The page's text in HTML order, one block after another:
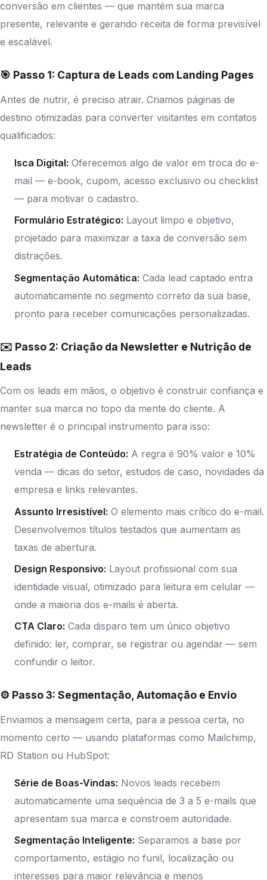
conversão em clientes — que mantém sua marca
presente, relevante e gerando receita de forma previsível
e escalável.
🎯 Passo 1: Captura de Leads com Landing Pages
Antes de nutrir, é preciso atrair. Criamos páginas de
destino otimizadas para converter visitantes em contatos
qualificados:
Isca Digital: Oferecemos algo de valor em troca do e-
mail — e-book, cupom, acesso exclusivo ou checklist
— para motivar o cadastro.
Formulário Estratégico: Layout limpo e objetivo,
projetado para maximizar a taxa de conversão sem
distrações.
Segmentação Automática: Cada lead captado entra
automaticamente no segmento correto da sua base,
pronto para receber comunicações personalizadas.
✉️ Passo 2: Criação da Newsletter e Nutrição de
Leads
Com os leads em mãos, o objetivo é construir confiança e
manter sua marca no topo da mente do cliente. A
newsletter é o principal instrumento para isso:
Estratégia de Conteúdo: A regra é 90% valor e 10%
venda — dicas do setor, estudos de caso, novidades da
empresa e links relevantes.
Assunto Irresistível: O elemento mais crítico do e-mail.
Desenvolvemos títulos testados que aumentam as
taxas de abertura.
Design Responsivo: Layout profissional com sua
identidade visual, otimizado para leitura em celular —
onde a maioria dos e-mails é aberta.
CTA Claro: Cada disparo tem um único objetivo
definido: ler, comprar, se registrar ou agendar — sem
confundir o leitor.
⚙️ Passo 3: Segmentação, Automação e Envio
Enviamos a mensagem certa, para a pessoa certa, no
momento certo — usando plataformas como Mailchimp,
RD Station ou HubSpot:
Série de Boas-Vindas: Novos leads recebem
automaticamente uma sequência de 3 a 5 e-mails que
apresentam sua marca e constroem autoridade.
Segmentação Inteligente: Separamos a base por
comportamento, estágio no funil, localização ou
interesses para maior relevância e menos